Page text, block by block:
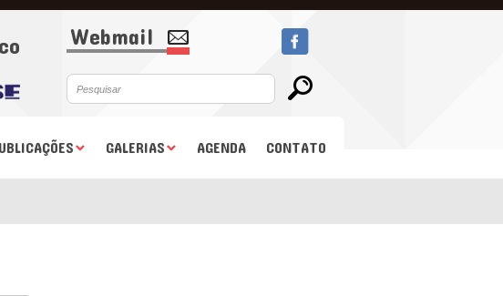
Webmail
GALERIAS AGENDA CONTATO